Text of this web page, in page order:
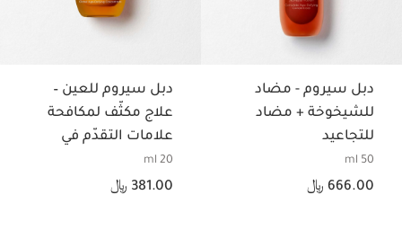
دبل سيروم - مضاد
للشيخوخة + مضاد
للتجاعيد
50 ml
السعر الحالي هو 666.00 ﷼
666.00 ﷼
دبل سيروم للعين –
علاج مكثّف لمكافحة
علامات التقدّم في
السن لمنطقة العين
20 ml
السعر الحالي هو 381.00 ﷼
381.00 ﷼